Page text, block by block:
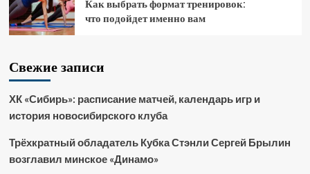
Как выбрать формат тренировок:
что подойдет именно вам
Свежие записи
ХК «Сибирь»: расписание матчей, календарь игр и
история новосибирского клуба
Трёхкратный обладатель Кубка Стэнли Сергей Брылин
возглавил минское «Динамо»